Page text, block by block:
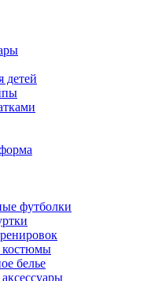
детей
футболки
белье